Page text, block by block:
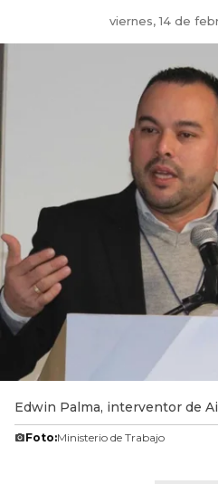
viernes, 14 de
Edwin Palma, interventor de
Foto:Ministerio de Trabajo